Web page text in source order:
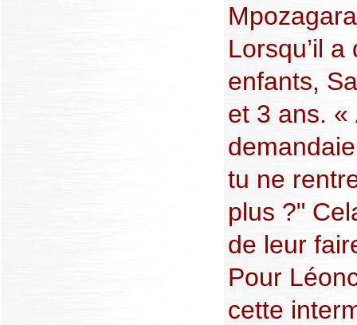
Lorsqu’il
enfants,
et 3 ans. «
tu ne
plus ?"
de leur
Pour
cette